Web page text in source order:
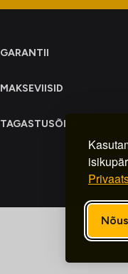
GARANTII
MAKSEVIISID
TAGASTUSÕIGUS